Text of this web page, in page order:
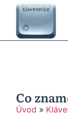
Co
Úvod »